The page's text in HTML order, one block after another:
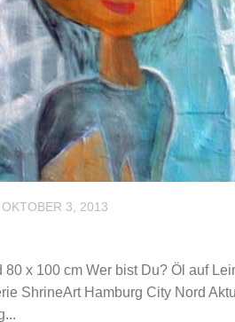
OKTOBER 3, 2013
x 100 cm Wer bist Du? Öl auf
ShrineArt Hamburg City Nord